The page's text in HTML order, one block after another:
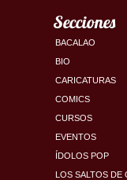
Secciones
BACALAO
BIO
CARICATURAS
COMICS
CURSOS
EVENTOS
ÍDOLOS POP
LOS SALTOS DE